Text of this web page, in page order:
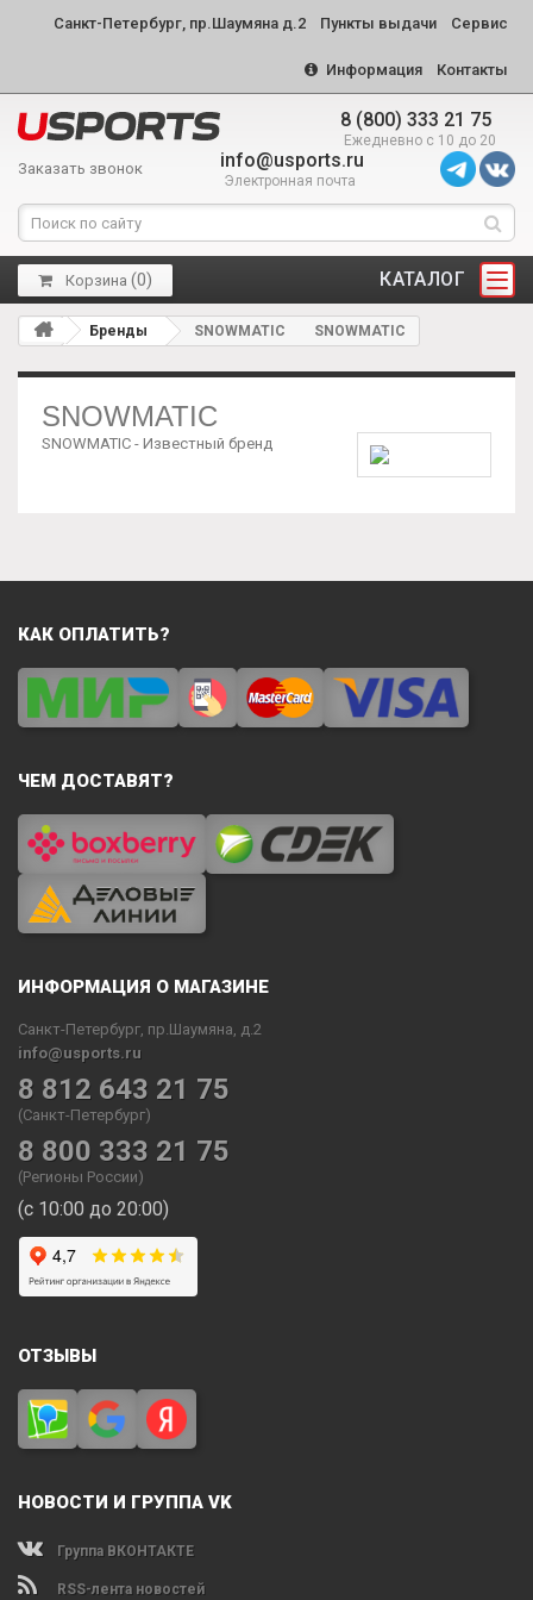
Санкт-Петербург, пр.Шаумяна д.2 Пункты выдачи Сервис
Информация Контакты
8 (800) 333 21 75
Ежедневно с 10 до 20
Заказать звонок info@usports.ru
Электронная почта
КАТАЛОГ
Корзина (0)
Бренды SNOWMATIC SNOWMATIC
SNOWMATIC
SNOWMATIC - Известный бренд
КАК ОПЛАТИТЬ?
ЧЕМ ДОСТАВЯТ?
ИНФОРМАЦИЯ О МАГАЗИНЕ
Санкт-Петербург, пр.Шаумяна, д.2
info@usports.ru
8 812 643 21 75
(Санкт-Петербург)
8 800 333 21 75
(Регионы России)
(с 10:00 до 20:00)
ОТЗЫВЫ
НОВОСТИ И ГРУППА VK
Группа ВКОНТАКТЕ
RSS-лента новостей